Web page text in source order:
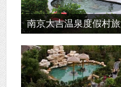
南京大吉温泉度假村